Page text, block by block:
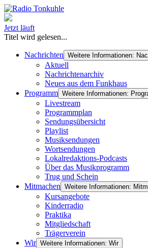
Jetzt läuft
Titel wird gelesen...
Nachrichten Weitere Informationen:
Aktuell
Nachrichtenarchiv
Neues aus dem Funkhaus
Programm Weitere Informationen:
Livestream
Programmplan
Sendungsübersicht
Playlist
Musiksendungen
Wortsendungen
Lokalredaktions-Podcasts
Über das Musikprogramm
Trug und Schein
Mitmachen Weitere Informationen:
Kursangebote
Kinderradio
Praktika
Mitgliedschaft
Trägerverein
Wir Weitere Informationen: Wir